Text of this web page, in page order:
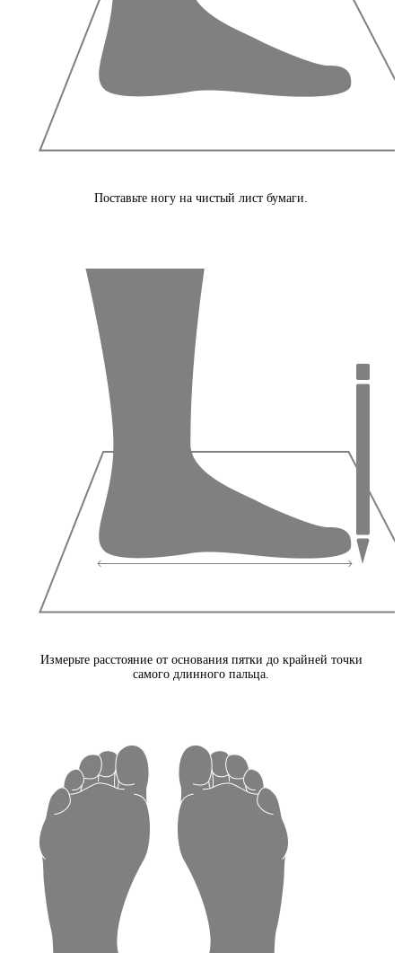
Поставьте ногу на чистый лист бумаги.
Измерьте расстояние от основания пятки до крайней точки
самого длинного пальца.